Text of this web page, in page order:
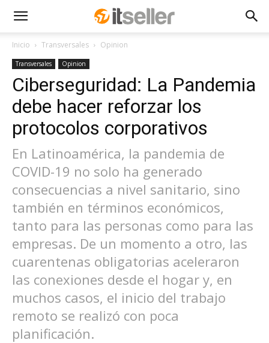
Inicio Transversales Opinion
Transversales Opinion
Ciberseguridad: La Pandemia
debe hacer reforzar los
protocolos corporativos
En Latinoamérica, la pandemia de
COVID-19 no solo ha generado
consecuencias a nivel sanitario, sino
también en términos económicos,
tanto para las personas como para las
empresas. De un momento a otro, las
cuarentenas obligatorias aceleraron
las conexiones desde el hogar y, en
muchos casos, el inicio del trabajo
remoto se realizó con poca
planificación.